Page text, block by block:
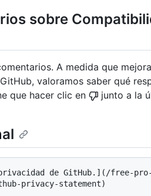
sobre
A medida que
valoramos saber qué
que hacer clic en
junto a la